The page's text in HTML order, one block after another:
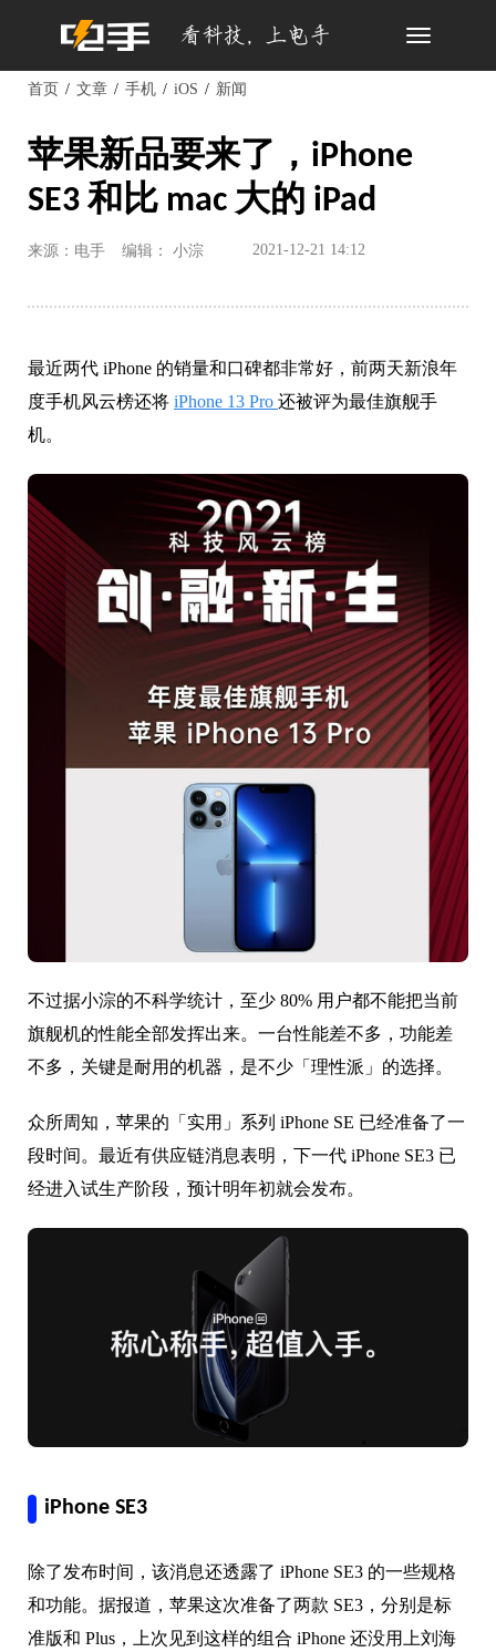
Toggle
首页 文章 手机 iOS 新闻
苹果新品要来了，iPhone
SE3 和比 mac 大的 iPad
来源：电手 编辑： 小淙 2021-12-21 14:12
最近两代 iPhone 的销量和口碑都非常好，前两天新浪年
度手机风云榜还将 iPhone 13 Pro 还被评为最佳旗舰手
机。
不过据小淙的不科学统计，至少 80% 用户都不能把当前
旗舰机的性能全部发挥出来。一台性能差不多，功能差
不多，关键是耐用的机器，是不少「理性派」的选择。
众所周知，苹果的「实用」系列 iPhone SE 已经准备了一
段时间。最近有供应链消息表明，下一代 iPhone SE3 已
经进入试生产阶段，预计明年初就会发布。
iPhone SE3
除了发布时间，该消息还透露了 iPhone SE3 的一些规格
和功能。据报道，苹果这次准备了两款 SE3，分别是标
准版和 Plus，上次见到这样的组合 iPhone 还没用上刘海